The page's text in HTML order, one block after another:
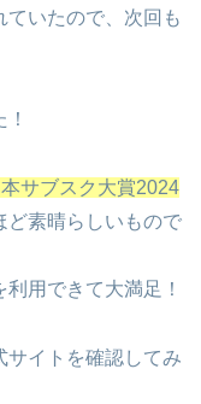
いたので、次回も
本サブスク大賞2024
ど素晴らしいもので
用できて大満足！
サイトを確認してみ